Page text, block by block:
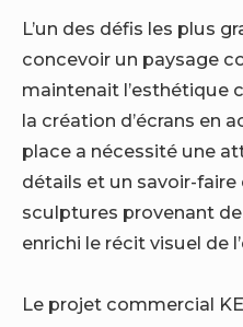
L’un des défis les plus
concevoir un paysage
maintenait l’esthétique
la création d’écrans en
place a nécessité une
détails et un savoir-
sculptures provenant
enrichi le récit visuel de
Le projet commercial